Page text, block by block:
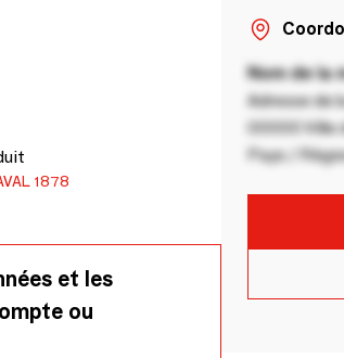
1878
et les
ou
Nom de la
Adresse de
00000 Ville
Pays /